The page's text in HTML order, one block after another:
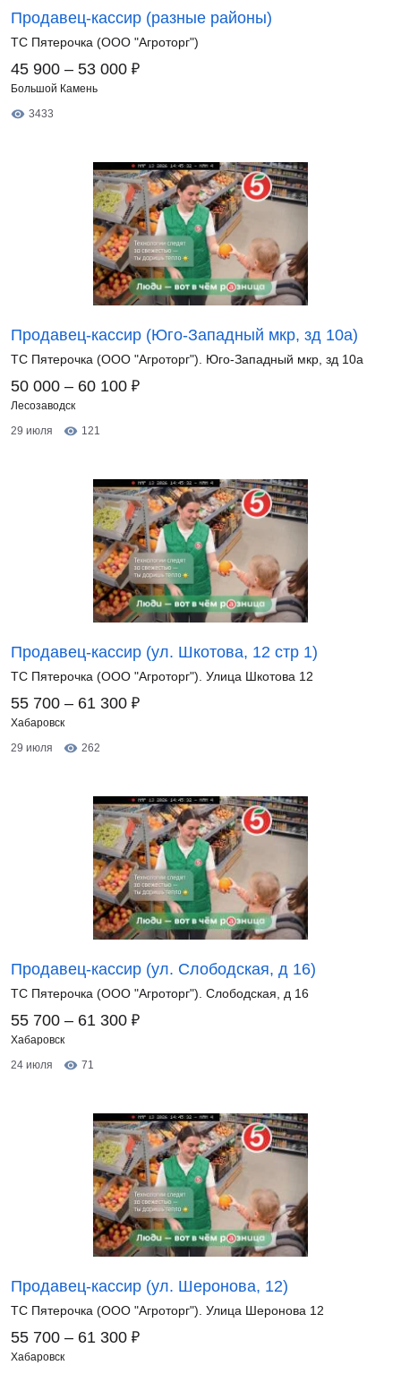
Продавец-кассир (разные районы)
ТС Пятерочка (ООО "Агроторг")
45 900 – 53 000 ₽
Большой Камень
3433
Продавец-кассир (Юго-Западный мкр, зд 10а)
ТС Пятерочка (ООО "Агроторг"). Юго-Западный мкр, зд 10а
50 000 – 60 100 ₽
Лесозаводск
29 июля
121
Продавец-кассир (ул. Шкотова, 12 стр 1)
ТС Пятерочка (ООО "Агроторг"). Улица Шкотова 12
55 700 – 61 300 ₽
Хабаровск
29 июля
262
Продавец-кассир (ул. Слободская, д 16)
ТС Пятерочка (ООО "Агроторг"). Слободская, д 16
55 700 – 61 300 ₽
Хабаровск
24 июля
71
Продавец-кассир (ул. Шеронова, 12)
ТС Пятерочка (ООО "Агроторг"). Улица Шеронова 12
55 700 – 61 300 ₽
Хабаровск